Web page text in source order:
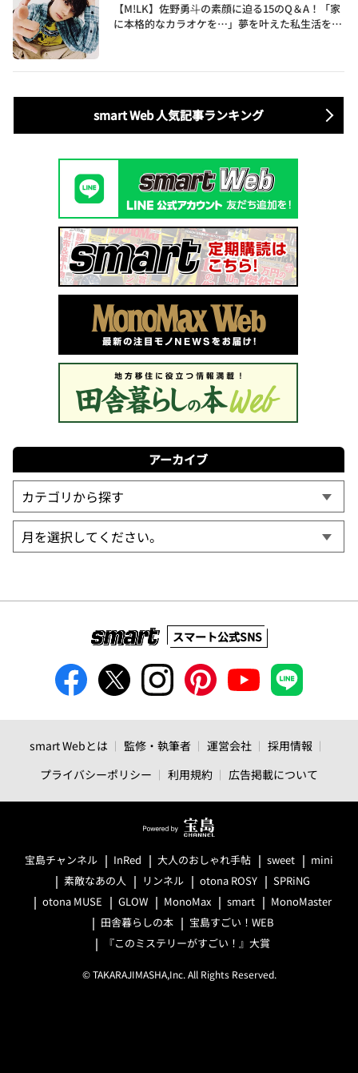
【M!LK】佐野勇斗の素顔に迫る15のQ＆A！「家
に本格的なカラオケを…」夢を叶えた私生活を公
smart Web 人気記事ランキング
アーカイブ
スマート公式SNS
smart Webとは 監修・執筆者 運営会社
採用情報
プライバシーポリシー
利用規約 広告掲載について
宝島チャンネル InRed 大人のおしゃれ手帖 sweet
mini
素敵なあの人
リンネル otona ROSY
SPRiNG
otona MUSE
GLOW MonoMax smart
MonoMaster
田舎暮らしの本
宝島すごい！WEB
『このミステリーがすごい！』大賞
© TAKARAJIMASHA,Inc. All Rights Reserved.